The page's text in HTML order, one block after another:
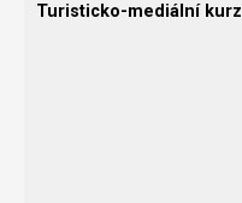
Turisticko-mediální kurz